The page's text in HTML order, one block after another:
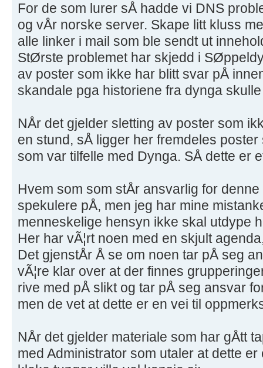
For de som lurer sÅ hadde vi DNS
og vÅr norske server. Skape litt kluss
alle linker i mail som ble sendt ut
StØrste problemet har skjedd i
av poster som ikke har blitt svar pÅ
skandale pga historiene fra dynga
NÅr det gjelder sletting av poster som
en stund, sÅ ligger her fremdeles
som var tilfelle med Dynga. SÅ dette er
Hvem som som stÅr ansvarlig for
spekulere pÅ, men jeg har mine
menneskelige hensyn ikke skal utdype
Her har vÃ¦rt noen med en skjult
Det gjenstÅr Å se om noen tar pÅ seg
vÃ¦re klar over at der finnes
rive med pÅ slikt og tar pÅ seg ansvar
men de vet at dette er en vei til
NÅr det gjelder materiale som har gÅtt
med Administrator som utaler at dette